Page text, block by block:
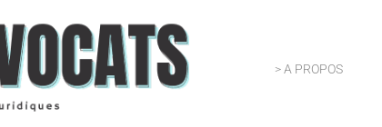
> A PROPOS